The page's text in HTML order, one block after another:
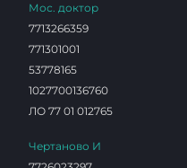
Мос. доктор
7713266359
771301001
53778165
1027700136760
ЛО 77 01 012765
Чертаново И